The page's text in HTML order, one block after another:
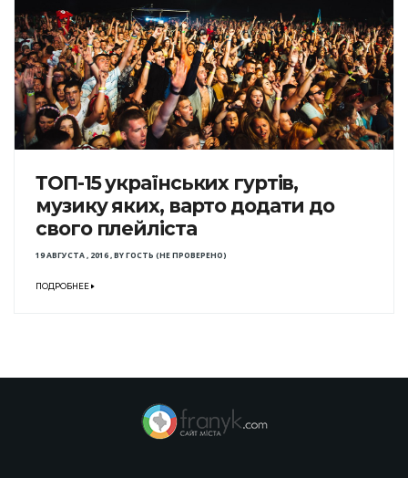
ТОП-15 українських гуртів,
музику яких, варто додати до
свого плейліста
19 АВГУСТА , 2016,BYГОСТЬ (НЕ ПРОВЕРЕНО)
ПОДРОБНЕЕ